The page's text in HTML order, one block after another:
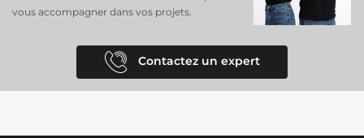
vous accompagner dans vos projets.
Contactez un expert